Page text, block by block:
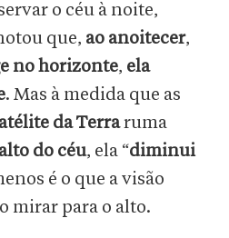
o céu à noite,
que, ao anoitecer,
no horizonte, ela
. Mas à medida que as
da Terraruma
do céu, ela “diminui
é o que a visão
mirar para o alto.